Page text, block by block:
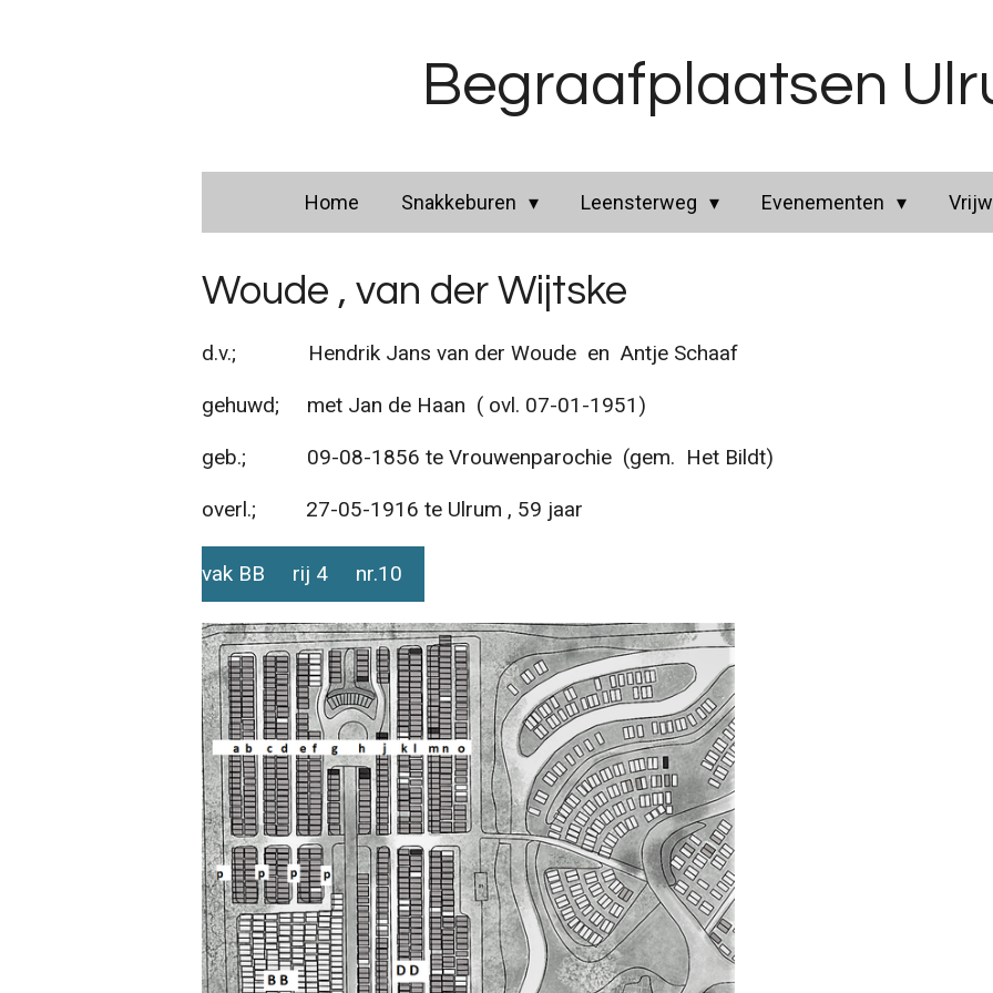
Begraafplaatsen
Home Snakkeburen Leensterweg Evenementen
Woude , van der Wijtske
d.v.; Hendrik Jans van der Woude en Antje Schaaf
gehuwd; met Jan de Haan ( ovl. 07-01-1951)
geb.; 09-08-1856 te Vrouwenparochie (gem. Het Bildt)
overl.; 27-05-1916 te Ulrum , 59 jaar
vak BB rij 4 nr.10